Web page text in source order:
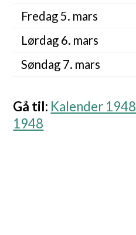
Fredag 5. mars
Lørdag 6. mars
Søndag 7. mars
Gå til: Kalender 1948
1948